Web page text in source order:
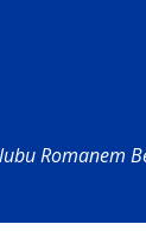
Romanem